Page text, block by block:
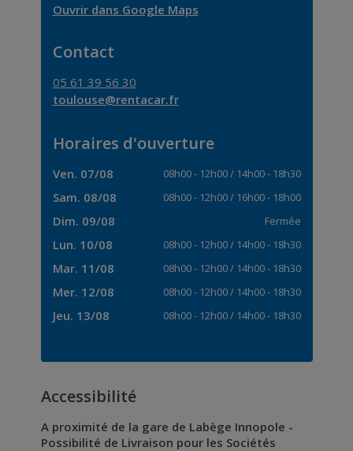
Ouvrir dans Google Maps
Contact
05 61 39 56 30
toulouse@rentacar.fr
Horaires d'ouverture
Ven. 07/08 08h00- 12h00/ 14h00- 18h30
Sam. 08/08 08h00- 12h00/ 16h00- 18h00
Dim. 09/08 Fermée
Lun. 10/08 08h00- 12h00/ 14h00- 18h30
Mar. 11/08 08h00- 12h00/ 14h00- 18h30
Mer. 12/08 08h00- 12h00/ 14h00- 18h30
Jeu. 13/08 08h00- 12h00/ 14h00- 18h30
Accessibilité
A proximité de la gare de Labège Innopole -
Possibilité de Livraison pour les Sociétés